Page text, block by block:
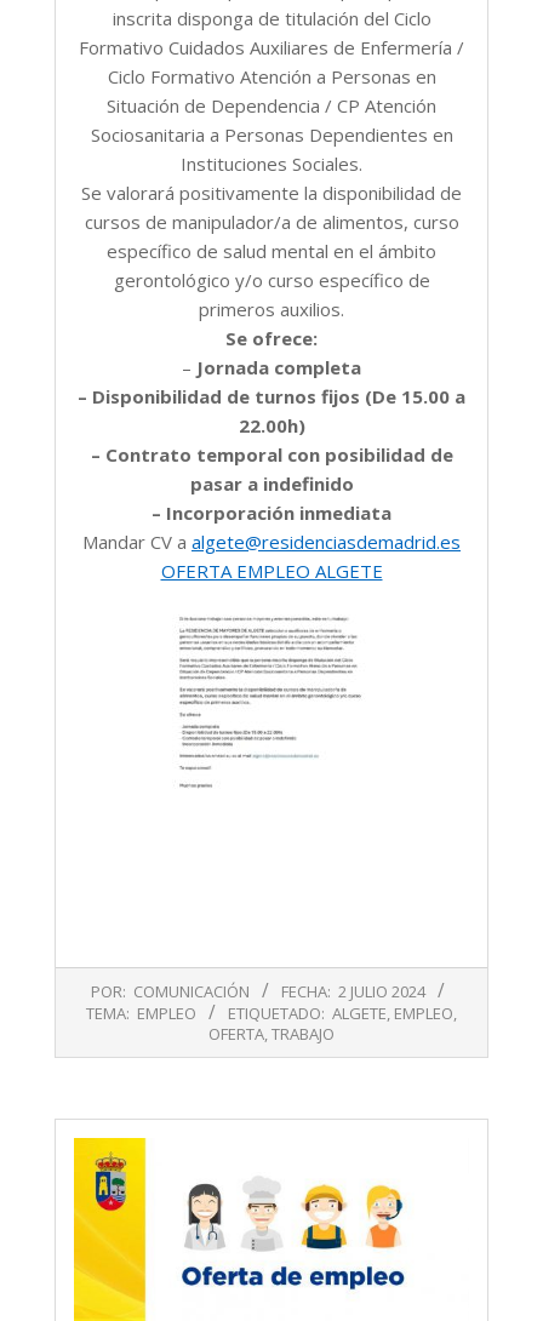
inscrita disponga de titulación del Ciclo
Formativo Cuidados Auxiliares de Enfermería /
Ciclo Formativo Atención a Personas en
Situación de Dependencia / CP Atención
Sociosanitaria a Personas Dependientes en
Instituciones Sociales.
Se valorará positivamente la disponibilidad de
cursos de manipulador/a de alimentos, curso
específico de salud mental en el ámbito
gerontológico y/o curso específico de
primeros auxilios.
Se ofrece:
– Jornada completa
– Disponibilidad de turnos fijos (De 15.00 a
22.00h)
– Contrato temporal con posibilidad de
pasar a indefinido
– Incorporación inmediata
Mandar CV a algete@residenciasdemadrid.es
OFERTA EMPLEO ALGETE
POR: COMUNICACIÓN FECHA: 2 JULIO 2024
TEMA: EMPLEO ETIQUETADO: ALGETE, EMPLEO,
OFERTA,TRABAJO